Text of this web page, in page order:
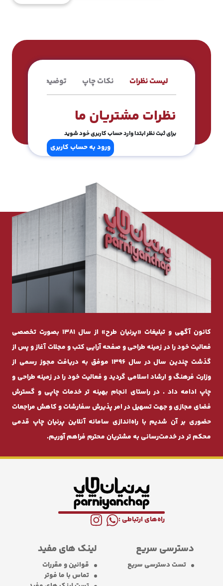
لیست نظرات نکات چاپ توضیحات محصول
نظرات مشتریان ما
برای ثبت نظر ابتدا وارد حساب کاربری خود شوید
ورود به حساب کاربری
کانون آگهی و تبلیغات «پرنیان طرح» از سال 1381 بصورت تخصصی
فعالیت خود را در زمینه طراحی و صفحه ‌آرایی کتب و مجلات آغاز و پس از
گذشت چندیـن سال در سال 1396 موفق به دریافت مجوز رسمی از
وزارت فرهنگ و ارشاد اسلامی گردید و فعالیت خود را در زمینه طراحی و
چاپ ادامه داد . در راستای انجام بهینه ‌تر خدمات چاپی و گسترش
فضای مجازی و جهت تسهیل در امر پذیرش سفارشات و کاهش مراجعات
حضوری بر آن شدیم با راه‌اندازی سامانه آنلاین پرنیان ‌چاپ قدمی
محکم ‌تر در خدمت‌رسانی به مشتریان محترم فراهم آوریم.
راه‌های ارتباطی :
دسترسی سریع
تست دسترسی سریع
لینک های مفید
قوانین و مقررات
تماس با ما فوتر